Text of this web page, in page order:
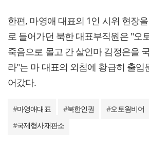
한편, 마영애 대표의 1인 시위 현장
로 들어가던 북한 대표부직원은 "오
죽음으로 몰고 간 살인마 김정은을
라"는 마 대표의 외침에 황급히 출입
어갔다.
#마영애대표 #북한인권 #오토웜비어
#국제형사재판소